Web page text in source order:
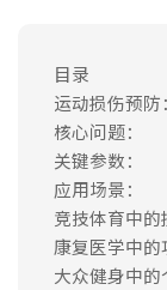
目录
运动损伤预
核心问题：
关键参数：
应用场景：
竞技体育中的
康复医学中的
大众健身中的